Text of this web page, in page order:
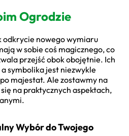
Ogrodzie
odkrycie nowego wymiaru
w sobie coś magicznego, co
przejść obok obojętnie. Ich
symbolika jest niezwykle
majestat. Ale zostawmy na
na praktycznych aspektach,
Wybór do Twojego